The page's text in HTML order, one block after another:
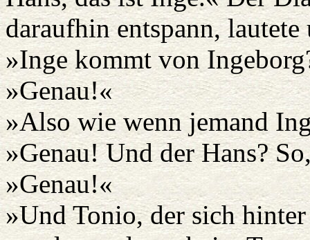
daraufhin entspann, lautete
»Inge kommt von
»Genau!«
»Also wie wenn jemand
»Genau! Und der Hans?
»Genau!«
»Und Tonio, der sich